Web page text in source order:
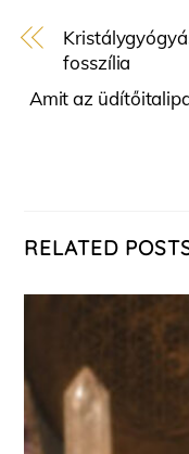
fosszília
Amit az
RELATED